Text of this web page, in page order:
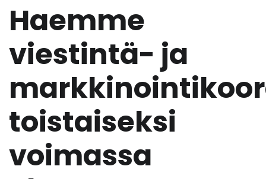
Haemme
viestintä- ja
toistaiseksi
voimassa